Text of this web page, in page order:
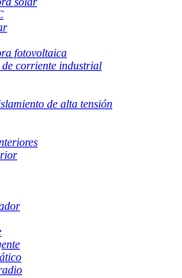
fotovoltaica
corriente industrial
de alta tensión